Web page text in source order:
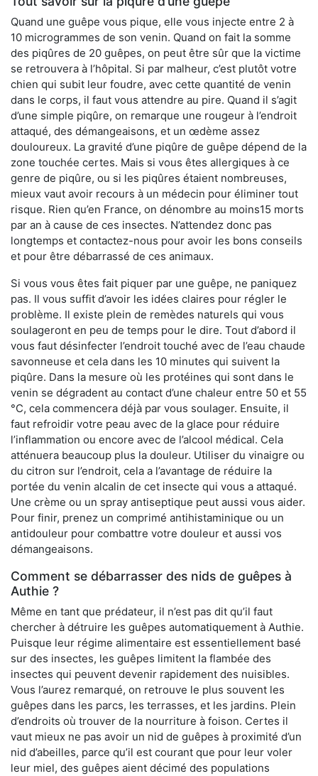
Quand une guêpe vous pique, elle vous injecte entre 2 à
10 microgrammes de son venin. Quand on fait la somme
des piqûres de 20 guêpes, on peut être sûr que la victime
se retrouvera à l’hôpital. Si par malheur, c’est plutôt votre
chien qui subit leur foudre, avec cette quantité de venin
dans le corps, il faut vous attendre au pire. Quand il s’agit
d’une simple piqûre, on remarque une rougeur à l’endroit
attaqué, des démangeaisons, et un œdème assez
douloureux. La gravité d’une piqûre de guêpe dépend de la
zone touchée certes. Mais si vous êtes allergiques à ce
genre de piqûre, ou si les piqûres étaient nombreuses,
mieux vaut avoir recours à un médecin pour éliminer tout
risque. Rien qu’en France, on dénombre au moins15 morts
par an à cause de ces insectes. N’attendez donc pas
longtemps et contactez-nous pour avoir les bons conseils
et pour être débarrassé de ces animaux.
Si vous vous êtes fait piquer par une guêpe, ne paniquez
pas. Il vous suffit d’avoir les idées claires pour régler le
problème. Il existe plein de remèdes naturels qui vous
soulageront en peu de temps pour le dire. Tout d’abord il
vous faut désinfecter l’endroit touché avec de l’eau chaude
savonneuse et cela dans les 10 minutes qui suivent la
piqûre. Dans la mesure où les protéines qui sont dans le
venin se dégradent au contact d’une chaleur entre 50 et 55
°C, cela commencera déjà par vous soulager. Ensuite, il
faut refroidir votre peau avec de la glace pour réduire
l’inflammation ou encore avec de l’alcool médical. Cela
atténuera beaucoup plus la douleur. Utiliser du vinaigre ou
du citron sur l’endroit, cela a l’avantage de réduire la
portée du venin alcalin de cet insecte qui vous a attaqué.
Une crème ou un spray antiseptique peut aussi vous aider.
Pour finir, prenez un comprimé antihistaminique ou un
antidouleur pour combattre votre douleur et aussi vos
démangeaisons.
Comment se débarrasser des nids de guêpes à
Authie ?
Même en tant que prédateur, il n’est pas dit qu’il faut
chercher à détruire les guêpes automatiquement à Authie.
Puisque leur régime alimentaire est essentiellement basé
sur des insectes, les guêpes limitent la flambée des
insectes qui peuvent devenir rapidement des nuisibles.
Vous l’aurez remarqué, on retrouve le plus souvent les
guêpes dans les parcs, les terrasses, et les jardins. Plein
d’endroits où trouver de la nourriture à foison. Certes il
vaut mieux ne pas avoir un nid de guêpes à proximité d’un
nid d’abeilles, parce qu’il est courant que pour leur voler
leur miel, des guêpes aient décimé des populations